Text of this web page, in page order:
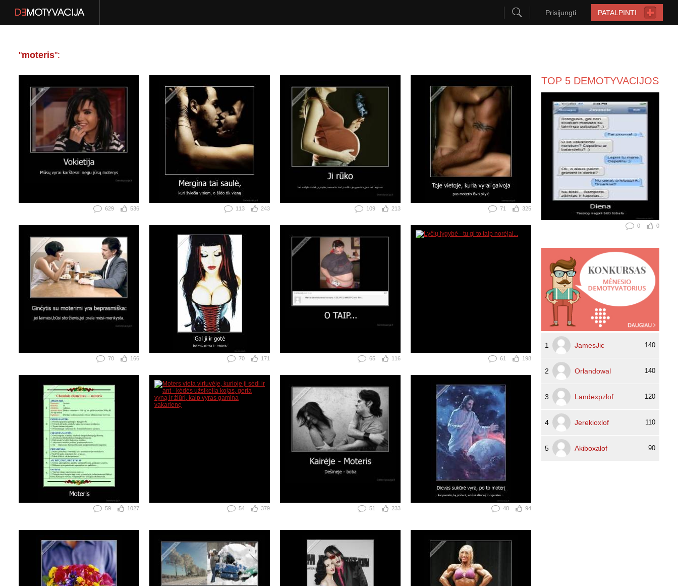
PATALPINTI
Prisijungti
"moteris":
629 536 113 243 109 213 71 325
70 166 70 171 65 116 61 198
59 1027 54 379 51 233 48 94
TOP 5 DEMOTYVACIJOS
0 0
1 JamesJic 140
2 Orlandowal 140
3 Landexpzlof 120
4 Jerekioxlof 110
5 Akiboxalof 90